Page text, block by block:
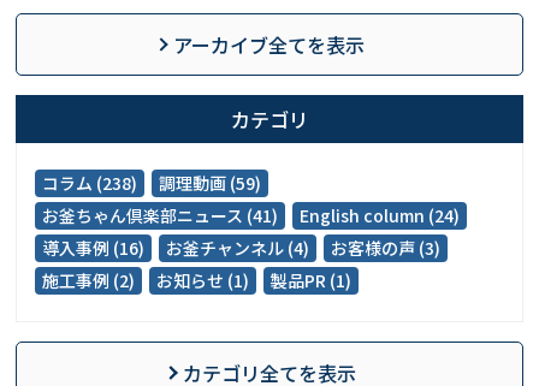
アーカイブ全てを表示
カテゴリ
コラム (238)
調理動画 (59)
お釜ちゃん倶楽部ニュース (41)
English column (24)
導入事例 (16)
お釜チャンネル (4)
お客様の声 (3)
施工事例 (2)
お知らせ (1) 製品PR (1)
カテゴリ全てを表示